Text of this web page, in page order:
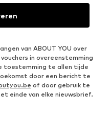
van ABOUT YOU over
in overeenstemming
toestemming te allen tijde
door een bericht te
of door gebruik te
einde van elke nieuwsbrief.